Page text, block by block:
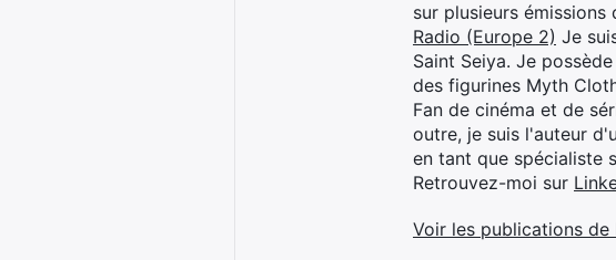
sur plusieurs
Radio (Europe 2) Je
Saint Seiya. Je
des figurines Myth
Fan de cinéma et de
outre, je suis l'auteur
en tant que spécialiste
Retrouvez-moi sur
Voir les publications de